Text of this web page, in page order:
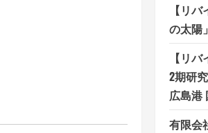
【リ
の太陽
【リ
2期研
広島港
有限会